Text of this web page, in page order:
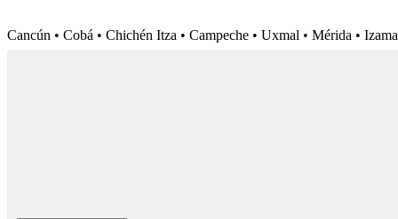
Cancún • Cobá • Chichén Itza • Campeche • Uxmal • Mérida •